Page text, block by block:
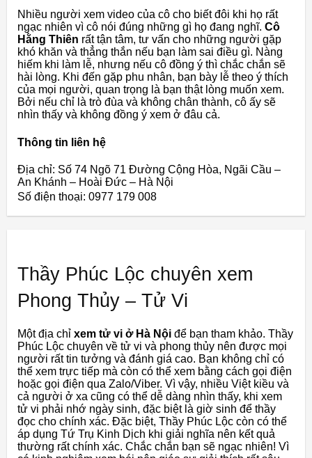
Nhiều người xem video của cô cho biết đôi khi họ rất
ngạc nhiên vì cô nói đúng những gì họ đang nghĩ. Cô
Hằng Thiên rất tận tâm, tư vấn cho những người gặp
khó khăn và thẳng thắn nếu bạn làm sai điều gì. Nàng
hiếm khi làm lễ, nhưng nếu cô đồng ý thì chắc chắn sẽ
hài lòng. Khi đến gặp phu nhân, bạn bày lễ theo ý thích
của mọi người, quan trọng là bạn thật lòng muốn xem.
Bởi nếu chỉ là trò đùa và không chân thành, cô ấy sẽ
nhìn thấy và không đồng ý xem ở đâu cả.
Thông tin liên hệ
Địa chỉ: Số 74 Ngõ 71 Đường Cộng Hòa, Ngãi Cầu –
An Khánh – Hoài Đức – Hà Nội
Số điện thoại: 0977 179 008
Thầy Phúc Lộc chuyên xem
Phong Thủy – Tử Vi
Một địa chỉ xem tử vi ở Hà Nội để bạn tham khảo. Thầy
Phúc Lộc chuyên về tử vi và phong thủy nên được mọi
người rất tin tưởng và đánh giá cao. Bạn không chỉ có
thể xem trực tiếp mà còn có thể xem bằng cách gọi điện
hoặc gọi điện qua Zalo/Viber. Vì vậy, nhiều Việt kiều và
cả người ở xa cũng có thể dễ dàng nhìn thấy, khi xem
tử vi phải nhớ ngày sinh, đặc biệt là giờ sinh để thầy
đọc cho chính xác. Đặc biệt, Thầy Phúc Lộc còn có thể
áp dụng Tứ Trụ Kinh Dịch khi giải nghĩa nên kết quả
thường rất chính xác. Chắc chắn bạn sẽ ngạc nhiên! Vì